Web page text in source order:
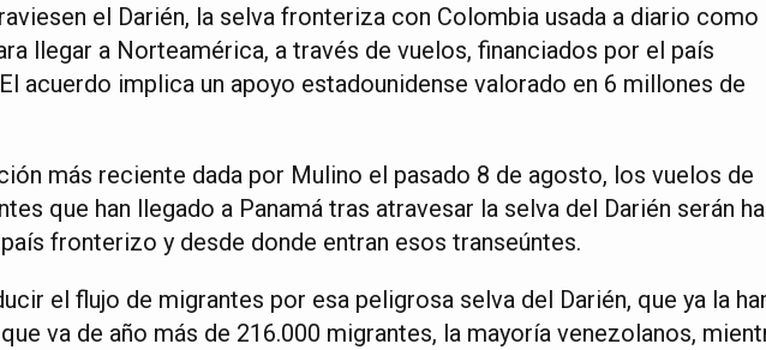
el Darién, la selva fronteriza con Colombia usada a diario como
llegar a Norteamérica, a través de vuelos, financiados por el país
acuerdo implica un apoyo estadounidense valorado en 6 millones de
más reciente dada por Mulino el pasado 8 de agosto, los vuelos de
que han llegado a Panamá tras atravesar la selva del Darién serán
fronterizo y desde donde entran esos transeúntes.
el flujo de migrantes por esa peligrosa selva del Darién, que ya la
va de año más de 216.000 migrantes, la mayoría venezolanos,